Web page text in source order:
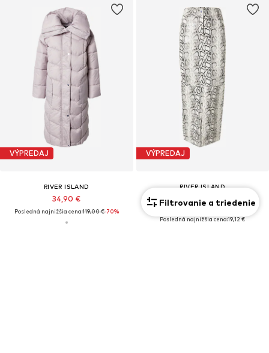
VÝPREDAJ
RIVER ISLAND
34,90 €
Posledná najnižšia cena:119,00 €-70%
VÝPREDAJ
RIVER ISLAND
23,90 €
Posledná najnižšia cena:19,12 €
Filtrovanie a triedenie